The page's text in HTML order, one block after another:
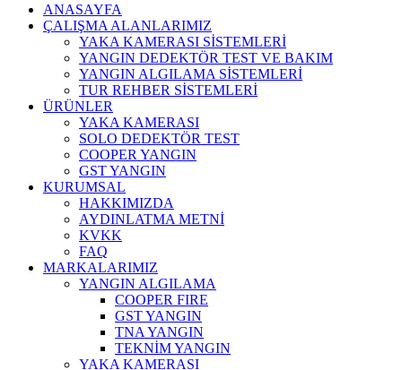
ANASAYFA
ÇALIŞMA ALANLARIMIZ
YAKA KAMERASI SİSTEMLERİ
YANGIN DEDEKTÖR TEST VE BAKIM
YANGIN ALGILAMA SİSTEMLERİ
TUR REHBER SİSTEMLERİ
ÜRÜNLER
YAKA KAMERASI
SOLO DEDEKTÖR TEST
COOPER YANGIN
GST YANGIN
KURUMSAL
HAKKIMIZDA
AYDINLATMA METNİ
KVKK
FAQ
MARKALARIMIZ
YANGIN ALGILAMA
COOPER FIRE
GST YANGIN
TNA YANGIN
TEKNİM YANGIN
YAKA KAMERASI